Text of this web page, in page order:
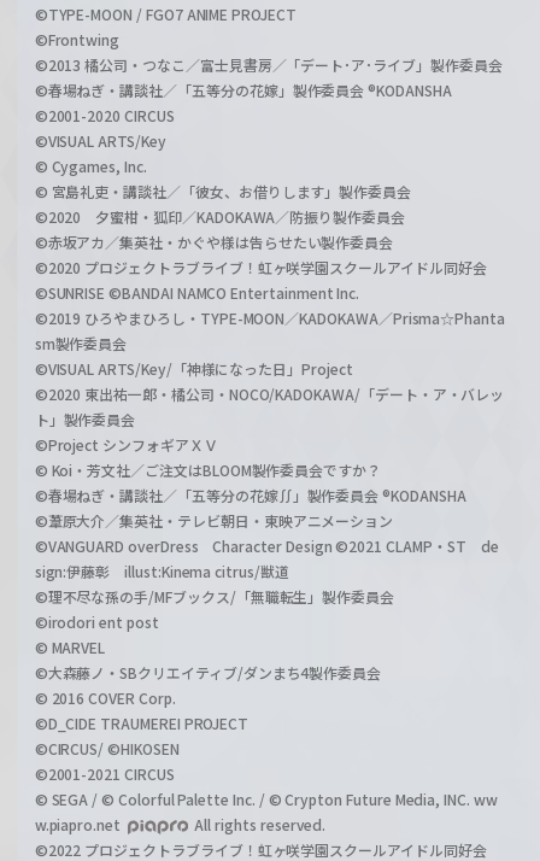
©TYPE-MOON / FGO7 ANIME PROJECT
©Frontwing
©2013 橘公司・つなこ／富士見書房／「デート･ア･ライブ」製作委員会
©春場ねぎ・講談社／「五等分の花嫁」製作委員会 ®KODANSHA
©2001-2020 CIRCUS
©VISUAL ARTS/Key
© Cygames, Inc.
© 宮島礼吏・講談社／「彼女、お借りします」製作委員会
©2020 夕蜜柑・狐印／KADOKAWA／防振り製作委員会
©赤坂アカ／集英社・かぐや様は告らせたい製作委員会
©2020 プロジェクトラブライブ！虹ヶ咲学園スクールアイドル同好会
©SUNRISE ©BANDAI NAMCO Entertainment Inc.
©2019 ひろやまひろし・TYPE-MOON／KADOKAWA／Prisma☆Phanta
sm製作委員会
©VISUAL ARTS/Key/「神様になった日」Project
©2020 東出祐一郎・橘公司・NOCO/KADOKAWA/「デート・ア・バレッ
ト」製作委員会
©Project シンフォギアＸＶ
© Koi・芳文社／ご注文はBLOOM製作委員会ですか？
©春場ねぎ・講談社／「五等分の花嫁∬」製作委員会 ®KODANSHA
©葦原大介／集英社・テレビ朝日・東映アニメーション
©VANGUARD overDress Character Design ©2021 CLAMP・ST de
sign:伊藤彰 illust:Kinema citrus/獣道
©理不尽な孫の手/MFブックス/「無職転生」製作委員会
©irodori ent post
© MARVEL
©大森藤ノ・SBクリエイティブ/ダンまち4製作委員会
© 2016 COVER Corp.
©D_CIDE TRAUMEREI PROJECT
©CIRCUS/ ©HIKOSEN
©2001-2021 CIRCUS
© SEGA / © Colorful Palette Inc. / © Crypton Future Media, INC. ww
w.piapro.net
All rights reserved.
©2022 プロジェクトラブライブ！虹ヶ咲学園スクールアイドル同好会